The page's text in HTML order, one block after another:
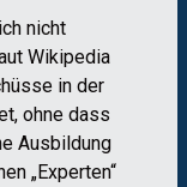
nicht
Wikipedia
in der
ohne dass
Ausbildung
„Experten“